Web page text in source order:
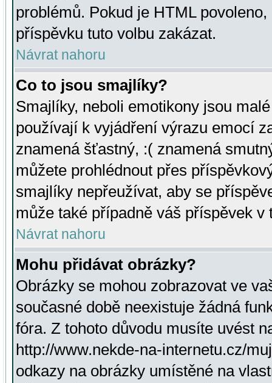
problémů. Pokud je HTML
příspěvku tuto volbu zakázat.
Návrat nahoru
Co to jsou smajlíky?
Smajlíky, neboli emotikony jsou
používají k vyjádření výrazu emocí
znamená šťastný, :( znamená
můžete prohlédnout přes
smajlíky nepřeužívat, aby se
může také případně váš příspěvek v
Návrat nahoru
Mohu přidávat obrázky?
Obrázky se mohou zobrazovat ve
současné době neexistuje žádná
fóra. Z tohoto důvodu musíte uvést
http://www.nekde-na-internetu.cz/
odkazy na obrázky umístěné na